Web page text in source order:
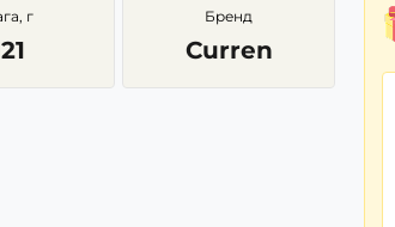
г Бренд
Curren